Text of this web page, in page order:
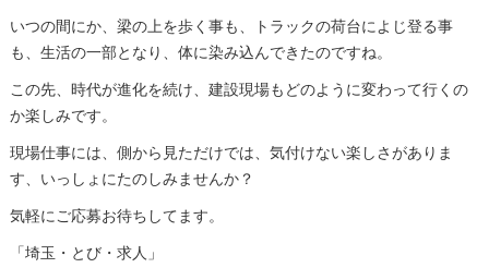
いつの間にか、梁の上を歩く事も、トラックの荷台によじ登る事
も、生活の一部となり、体に染み込んできたのですね。
この先、時代が進化を続け、建設現場もどのように変わって行くの
か楽しみです。
現場仕事には、側から見ただけでは、気付けない楽しさがありま
す、いっしょにたのしみませんか？
気軽にご応募お待ちしてます。
「埼玉・とび・求人」